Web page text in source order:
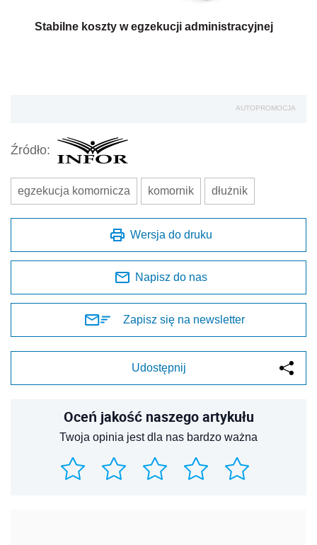
Stabilne koszty w egzekucji administracyjnej
AUTOPROMOCJA
Źródło:
egzekucja komornicza komornik dłużnik
Wersja do druku
Napisz do nas
Zapisz się na newsletter
Udostępnij
Oceń jakość naszego artykułu
Twoja opinia jest dla nas bardzo ważna